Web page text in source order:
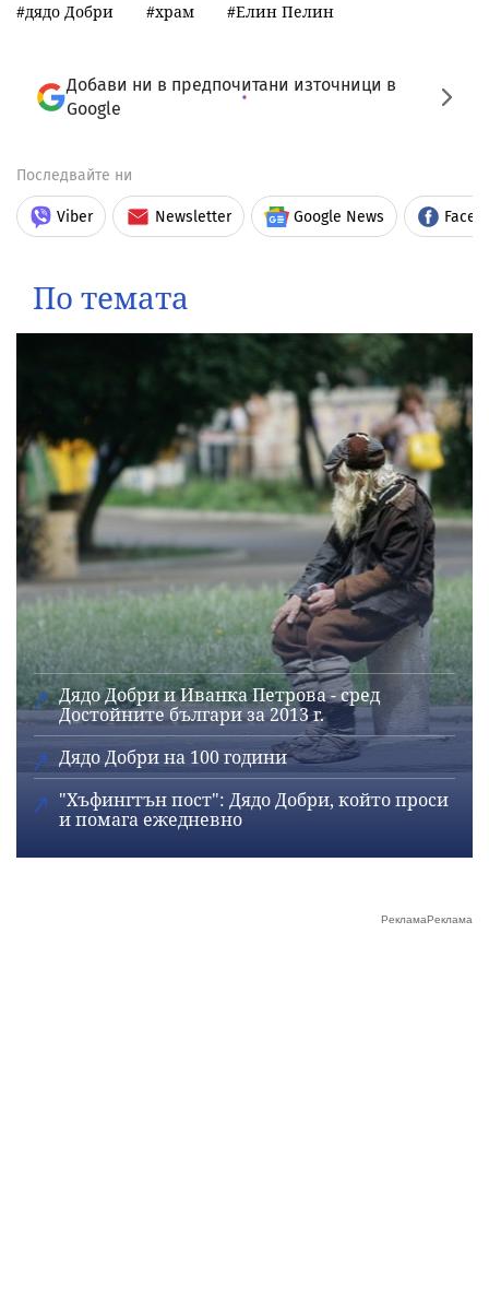
дядо Добри храм Елин Пелин
Добави ни в предпочитани източници в
Google
Последвайте ни
Viber Newsletter Google News
По темата
Дядо Добри и Иванка Петрова - сред
Достойните българи за 2013 г.
Дядо Добри на 100 години
"Хъфингтън пост": Дядо Добри, който проси
и помага ежедневно